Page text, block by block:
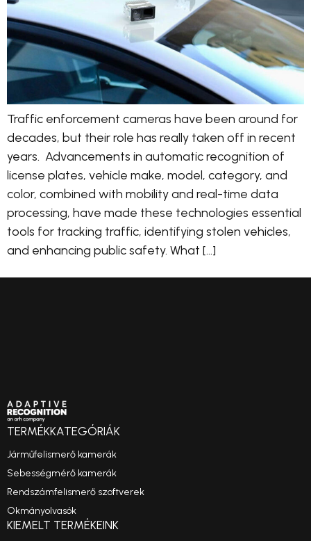
Traffic enforcement cameras have been around for
decades, but their role has really taken off in recent
years. Advancements in automatic recognition of
license plates, vehicle make, model, category, and
color, combined with mobility and real-time data
processing, have made these technologies essential
tools for tracking traffic, identifying stolen vehicles,
and enhancing public safety. What […]
TERMÉKKATEGÓRIÁK
Járműfelismerő kamerák
Sebességmérő kamerák
Rendszámfelismerő szoftverek
Okmányolvasók
KIEMELT TERMÉKEINK